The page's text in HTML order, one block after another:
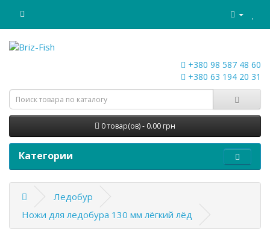
+380 98 587 48 60
+380 63 194 20 31
0 товар(ов) - 0.00 грн
Категории
Ледобур
Ножи для ледобура 130 мм лёгкий лёд